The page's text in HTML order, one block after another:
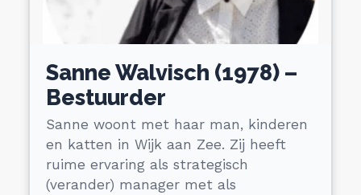
Sanne Walvisch (1978) –
Bestuurder
Sanne woont met haar man, kinderen
en katten in Wijk aan Zee. Zij heeft
ruime ervaring als strategisch
(verander) manager met als